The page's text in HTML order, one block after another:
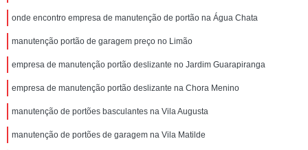
onde encontro empresa de manutenção de portão na Água Chata
manutenção portão de garagem preço no Limão
empresa de manutenção portão deslizante no Jardim Guarapiranga
empresa de manutenção portão deslizante na Chora Menino
manutenção de portões basculantes na Vila Augusta
manutenção de portões de garagem na Vila Matilde